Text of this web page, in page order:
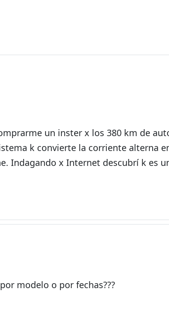
un inster x los 380 km de
k convierte la corriente alterna
Indagando x Internet descubrí k es
modelo o por fechas???